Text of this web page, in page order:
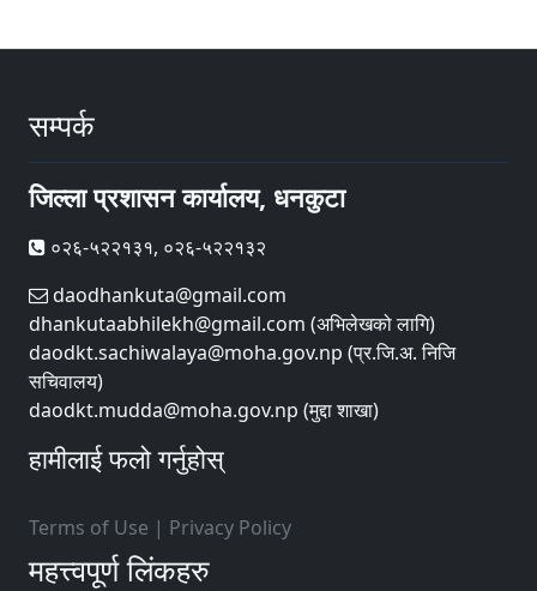
सम्पर्क
जिल्ला प्रशासन कार्यालय, धनकुटा
०२६-५२२१३१, ०२६-५२२१३२
daodhankuta@gmail.com
dhankutaabhilekh@gmail.com (अभिलेखको लागि)
daodkt.sachiwalaya@moha.gov.np (प्र.जि.अ. निजि
सचिवालय)
daodkt.mudda@moha.gov.np (मुद्दा शाखा)
हामीलाई फलो गर्नुहोस्
Terms of Use | Privacy Policy
महत्त्वपूर्ण लिंकहरु